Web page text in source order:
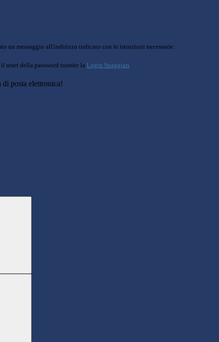
un messaggio all'indirizzo indicato con le istruzioni necessarie.
reset della password tramite la Login Spaggiari
posta elettronica!